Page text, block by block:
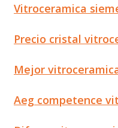
Vitroceramica
Precio cristal
Mejor
Aeg competence